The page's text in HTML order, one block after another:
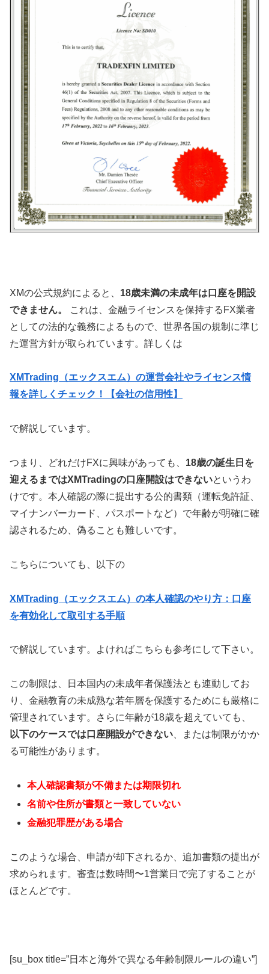
XMの公式規約によると、 18歳未満の未成年は口座を開設
できません。
これは、金融ライセンスを保持するFX業者
としての法的な義務によるもので、世界各国の規制に準じ
た運営方針が取られています。詳しくは
XMTrading（エックスエム）の運営会社やライセンス情
報を詳しくチェック！【会社の信用性】
で解説しています。
つまり、どれだけFXに興味があっても、 18歳の誕生日を
迎えるまではXMTradingの口座開設はできないというわ
けです。本人確認の際に提出する公的書類（運転免許証、
マイナンバーカード、パスポートなど）で年齢が明確に確
認されるため、偽ることも難しいです。
こちらについても、以下の
XMTrading（エックスエム）の本人確認のやり方：口座
を有効化して取引する手順
で解説しています。よければこちらも参考にして下さい。
この制限は、日本国内の未成年者保護法とも連動してお
り、金融教育の未成熟な若年層を保護するためにも厳格に
管理されています。さらに年齢が18歳を超えていても、
以下のケースでは口座開設ができない 、または制限がかか
る可能性があります。
本人確認書類が不備または期限切れ
名前や住所が書類と一致していない
金融犯罪歴がある場合
このような場合、申請が却下されるか、追加書類の提出が
求められます。審査は数時間〜1営業日で完了することが
ほとんどです。
[su_box title=”日本と海外で異なる年齢制限ルールの違い”]